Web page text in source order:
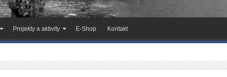
Projekty a aktivity E-Shop Kontakt